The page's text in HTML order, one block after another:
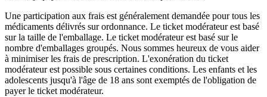
Une participation aux frais est généralement demandée pour tous les
médicaments délivrés sur ordonnance. Le ticket modérateur est basé
sur la taille de l'emballage. Le ticket modérateur est basé sur le
nombre d'emballages groupés. Nous sommes heureux de vous aider
à minimiser les frais de prescription. L'exonération du ticket
modérateur est possible sous certaines conditions. Les enfants et les
adolescents jusqu'à l'âge de 18 ans sont exemptés de l'obligation de
payer le ticket modérateur.